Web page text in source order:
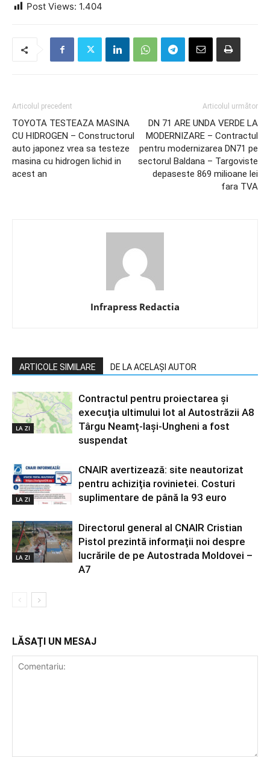
Post Views: 1.404
Articolul precedent
TOYOTA TESTEAZA MASINA
CU HIDROGEN – Constructorul
auto japonez vrea sa testeze
masina cu hidrogen lichid in
acest an
Articolul următor
DN 71 ARE UNDA VERDE LA
MODERNIZARE – Contractul
pentru modernizarea DN71 pe
sectorul Baldana – Targoviste
depaseste 869 milioane lei
fara TVA
Infrapress Redactia
ARTICOLE SIMILARE DE LA ACELAȘI AUTOR
LA ZI
Contractul pentru proiectarea și
execuția ultimului lot al Autostrăzii A8
Târgu Neamț-Iași-Ungheni a fost
suspendat
LA ZI
CNAIR avertizează: site neautorizat
pentru achiziția rovinietei. Costuri
suplimentare de până la 93 euro
LA ZI
Directorul general al CNAIR Cristian
Pistol prezintă informații noi despre
lucrările de pe Autostrada Moldovei –
A7
LĂSAȚI UN MESAJ